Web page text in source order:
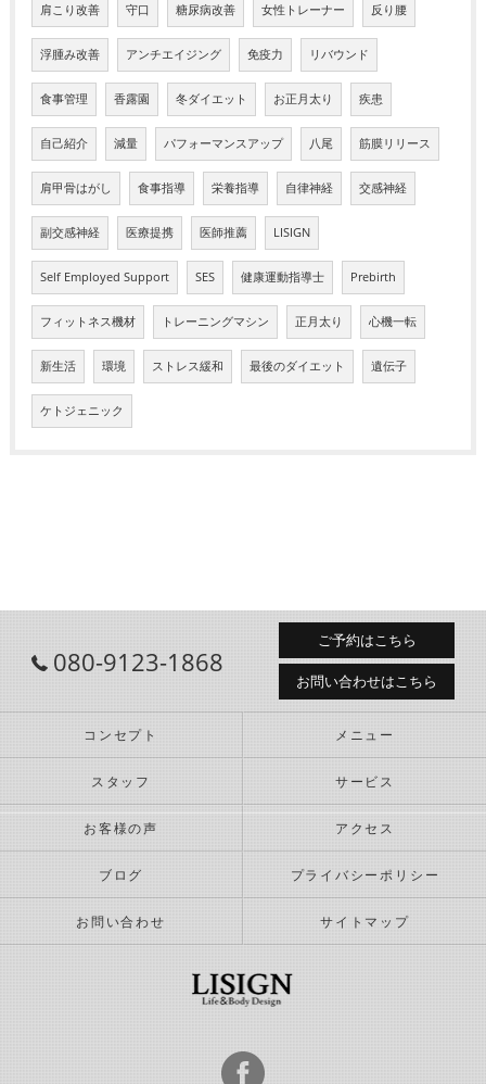
肩こり改善 守口 糖尿病改善 女性トレーナー 反り腰
浮腫み改善 アンチエイジング 免疫力 リバウンド
食事管理 香露園 冬ダイエット お正月太り 疾患
自己紹介 減量 パフォーマンスアップ 八尾 筋膜リリース
肩甲骨はがし 食事指導 栄養指導 自律神経 交感神経
副交感神経 医療提携 医師推薦 LISIGN
Self Employed Support SES 健康運動指導士 Prebirth
フィットネス機材 トレーニングマシン 正月太り 心機一転
新生活 環境 ストレス緩和 最後のダイエット 遺伝子
ケトジェニック
080-9123-1868
ご予約はこちら
お問い合わせはこちら
コンセプト メニュー
スタッフ サービス
お客様の声 アクセス
ブログ プライバシーポリシー
お問い合わせ サイトマップ